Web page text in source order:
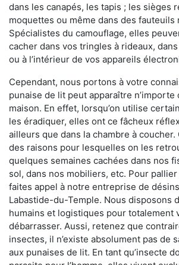
dans les canapés, les tapis ; les sièges
moquettes ou même dans des fauteuils
Spécialistes du camouflage, elles
cacher dans vos tringles à rideaux,
ou à l’intérieur de vos appareils
Cependant, nous portons à votre
punaise de lit peut apparaître n’importe
maison. En effet, lorsqu’on utilise
les éradiquer, elles ont ce fâcheux
ailleurs que dans la chambre à coucher.
des raisons pour lesquelles on les
quelques semaines cachées dans nos
sol, dans nos mobiliers, etc. Pour
faites appel à notre entreprise de
Labastide-du-Temple. Nous disposons
humains et logistiques pour totalement
débarrasser. Aussi, retenez que
insectes, il n’existe absolument pas de
aux punaises de lit. En tant qu’insecte